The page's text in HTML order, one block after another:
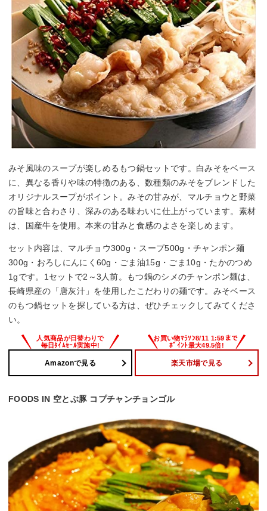
みそ風味のスープが楽しめるもつ鍋セットです。白みそをベース
に、異なる香りや味の特徴のある、数種類のみそをブレンドした
オリジナルスープがポイント。みその甘みが、マルチョウと野菜
の旨味と合わさり、深みのある味わいに仕上がっています。素材
は、国産牛を使用。本来の甘みと食感のよさを楽しめます。
セット内容は、マルチョウ300g・スープ500g・チャンポン麺
300g・おろしにんにく60g・ごま油15g・ごま10g・たかのつめ
1gです。1セットで2～3人前。もつ鍋のシメのチャンポン麺は、
長崎県産の「唐灰汁」を使用したこだわりの麺です。みそベース
のもつ鍋セットを探している方は、ぜひチェックしてみてくださ
い。
Amazonで見る 楽天市場で見る
FOODS IN 空とぶ豚 コプチャンチョンゴル